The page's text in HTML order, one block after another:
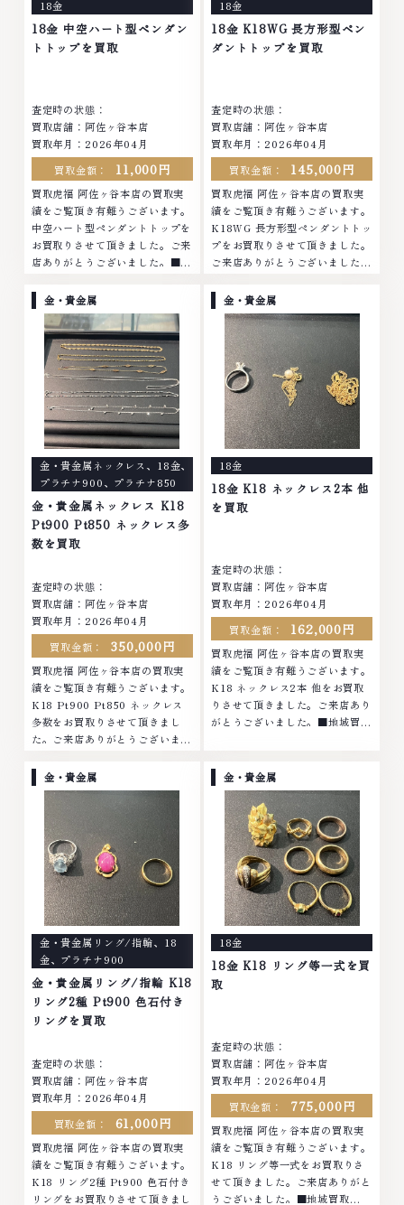
物の高価買取りを実現しており、
他店ではお値段の付かなかったお
品物でも、一点一点丁寧に無料で
中無休
物の高価買取りを実現しており、
他店ではお値段の付かなかったお
品物でも、一点一点丁寧に無料で
中無休
18金
18金 中空ハート型ペンダン
トトップを買取
査定時の状態：
買取店舗：阿佐ヶ谷本店
買取年月：2026年04月
買取金額：
11,000円
買取虎福 阿佐ヶ谷本店の買取実
績をご覧頂き有難うございます。
中空ハート型ペンダントトップを
お買取りさせて頂きました。ご来
店ありがとうございました。■地
イヤモンド ブランド品 ブランド
衣類 お酒買取りのことなら、お
任せくださいなかでも金・プラチ
ナ等のアクセサリー・貴金属・宝
石・ダイヤモンド・ジュエリーや
ブランド品・時計等は特に自信を
持って、高額査定を実現しており
ます。 古くて使わなくなってし
まったアクセサリー、動かなくな
ってしまった腕時計、多くのお品
物の高価買取りを実現しており、
他店ではお値段の付かなかったお
品物でも、一点一点丁寧に無料で
査定します。お気軽にご連絡くだ
さい。TEL: 0120-959-764営
業時間: 10:00～19:00定休日: 年
18金
18金 K18WG 長方形型ペン
ダントトップを買取
査定時の状態：
買取店舗：阿佐ヶ谷本店
買取年月：2026年04月
買取金額：
145,000円
買取虎福 阿佐ヶ谷本店の買取実
績をご覧頂き有難うございます。
K18WG 長方形型ペンダントトッ
プをお買取りさせて頂きました。
ご来店ありがとうございました。
ナ ダイヤモンド ブランド品 ブラ
ンド衣類 お酒買取りのことな
ら、お任せくださいなかでも金・
プラチナ等のアクセサリー・貴金
属・宝石・ダイヤモンド・ジュエ
リーや ブランド品・時計等は特
に自信を持って、高額査定を実現
しております。 古くて使わなく
なってしまったアクセサリー、動
かなくなってしまった腕時計、多
くのお品物の高価買取りを実現し
ており、他店ではお値段の付かな
かったお品物でも、一点一点丁寧
19:00定休日: 年中無休
金・貴金属
金・貴金属ネックレス 、 18金、
プラチナ900、 プラチナ850
金・貴金属ネックレス K18
Pt900 Pt850 ネックレス多
数を買取
査定時の状態：
買取店舗：阿佐ヶ谷本店
買取年月：2026年04月
買取金額：
350,000円
買取虎福 阿佐ヶ谷本店の買取実
績をご覧頂き有難うございます。
K18 Pt900 Pt850 ネックレス
多数をお買取りさせて頂きまし
た。ご来店ありがとうございまし
ラチナ ダイヤモンド ブランド品
ブランド衣類 お酒買取りのこと
なら、お任せくださいなかでも
金・プラチナ等のアクセサリー・
貴金属・宝石・ダイヤモンド・ジ
ュエリーや ブランド品・時計等
は特に自信を持って、高額査定を
実現しております。 古くて使わ
なくなってしまったアクセサリ
ー、動かなくなってしまった腕時
計、多くのお品物の高価買取りを
実現しており、他店ではお値段の
付かなかったお品物でも、一点一
点丁寧に無料で査定します。お気
軽にご連絡ください。TEL:
0120-959-764営業時間: 10:00
金・貴金属
18金
18金 K18 ネックレス2本 他
を買取
査定時の状態：
買取店舗：阿佐ヶ谷本店
買取年月：2026年04月
買取金額：
162,000円
買取虎福 阿佐ヶ谷本店の買取実
績をご覧頂き有難うございます。
K18 ネックレス2本 他をお買取
りさせて頂きました。ご来店あり
がとうございました。■地域買取
酒買取りのことなら、お任せくだ
さいなかでも金・プラチナ等のア
クセサリー・貴金属・宝石・ダイ
ヤモンド・ジュエリーや ブラン
ド品・時計等は特に自信を持っ
て、高額査定を実現しておりま
す。 古くて使わなくなってしま
ったアクセサリー、動かなくなっ
てしまった腕時計、多くのお品物
の高価買取りを実現しており、他
店ではお値段の付かなかったお品
物でも、一点一点丁寧に無料で査
定します。お気軽にご連絡くださ
金・貴金属
金・貴金属リング/指輪、 18
金、 プラチナ900
金・貴金属リング/指輪 K18
リング2種 Pt900 色石付き
リングを買取
査定時の状態：
買取店舗：阿佐ヶ谷本店
買取年月：2026年04月
買取金額：
61,000円
買取虎福 阿佐ヶ谷本店の買取実
績をご覧頂き有難うございます。
K18 リング2種 Pt900 色石付き
リングをお買取りさせて頂きまし
金・貴金属
18金
18金 K18 リング等一式を買
取
査定時の状態：
買取店舗：阿佐ヶ谷本店
買取年月：2026年04月
買取金額：
775,000円
買取虎福 阿佐ヶ谷本店の買取実
績をご覧頂き有難うございます。
K18 リング等一式をお買取りさ
せて頂きました。ご来店ありがと
うございました。■地域買取